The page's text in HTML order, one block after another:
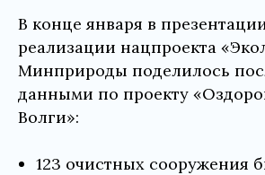
В конце января в
реализации нацпроекта
Минприроды поделилось
данными по проекту
Волги»:
123 очистных сооружения